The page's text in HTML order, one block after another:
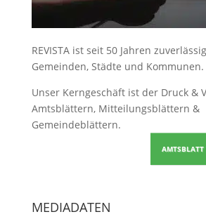
REVISTA ist seit 50 Jahren
Gemeinden, Städte und Kommunen.
Unser Kerngeschäft ist der Druck &
Amtsblättern, Mitteilungsblättern &
Gemeindeblättern.
MEDIADATEN